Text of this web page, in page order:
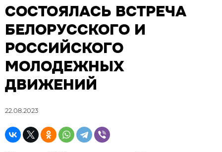
СОСТОЯЛАСЬ ВСТРЕЧА
БЕЛОРУССКОГО И
РОССИЙСКОГО
МОЛОДЕЖНЫХ
ДВИЖЕНИЙ
22.08.2023